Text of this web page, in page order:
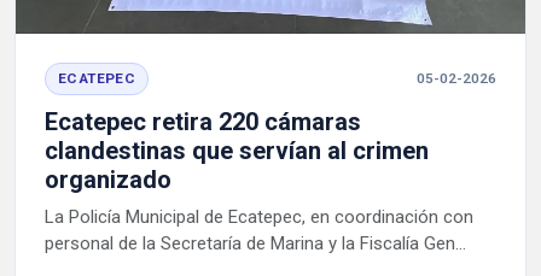
ECATEPEC 05-02-2026
Ecatepec retira 220 cámaras
clandestinas que servían al crimen
organizado
La Policía Municipal de Ecatepec, en coordinación con
personal de la Secretaría de Marina y la Fiscalía Gen...